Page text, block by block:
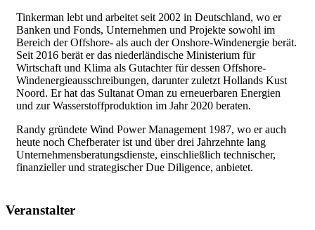
Tinkerman lebt und arbeitet seit 2002 in Deutschland, wo er
Banken und Fonds, Unternehmen und Projekte sowohl im
Bereich der Offshore- als auch der Onshore-Windenergie berät.
Seit 2016 berät er das niederländische Ministerium für
Wirtschaft und Klima als Gutachter für dessen Offshore-
Windenergieausschreibungen, darunter zuletzt Hollands Kust
Noord. Er hat das Sultanat Oman zu erneuerbaren Energien
und zur Wasserstoffproduktion im Jahr 2020 beraten.
Randy gründete Wind Power Management 1987, wo er auch
heute noch Chefberater ist und über drei Jahrzehnte lang
Unternehmensberatungsdienste, einschließlich technischer,
finanzieller und strategischer Due Diligence, anbietet.
Veranstalter